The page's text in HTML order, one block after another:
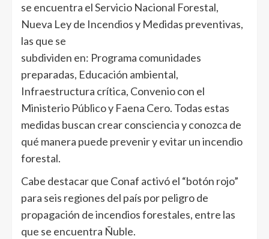
se encuentra el Servicio Nacional Forestal,
Nueva Ley de Incendios y Medidas preventivas,
las que se
subdividen en: Programa comunidades
preparadas, Educación ambiental,
Infraestructura crítica, Convenio con el
Ministerio Público y Faena Cero. Todas estas
medidas buscan crear consciencia y conozca de
qué manera puede prevenir y evitar un incendio
forestal.
Cabe destacar que Conaf activó el “botón rojo”
para seis regiones del país por peligro de
propagación de incendios forestales, entre las
que se encuentra Ñuble.